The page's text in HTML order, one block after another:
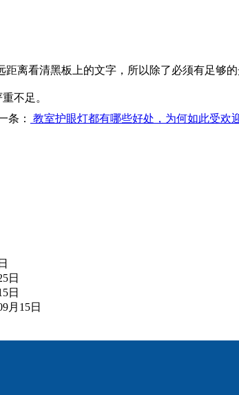
离看清黑板上的文字，所以除了必须有足
不足。
条： 教室护眼灯都有哪些好处，为何如此受欢
日
日
月15日